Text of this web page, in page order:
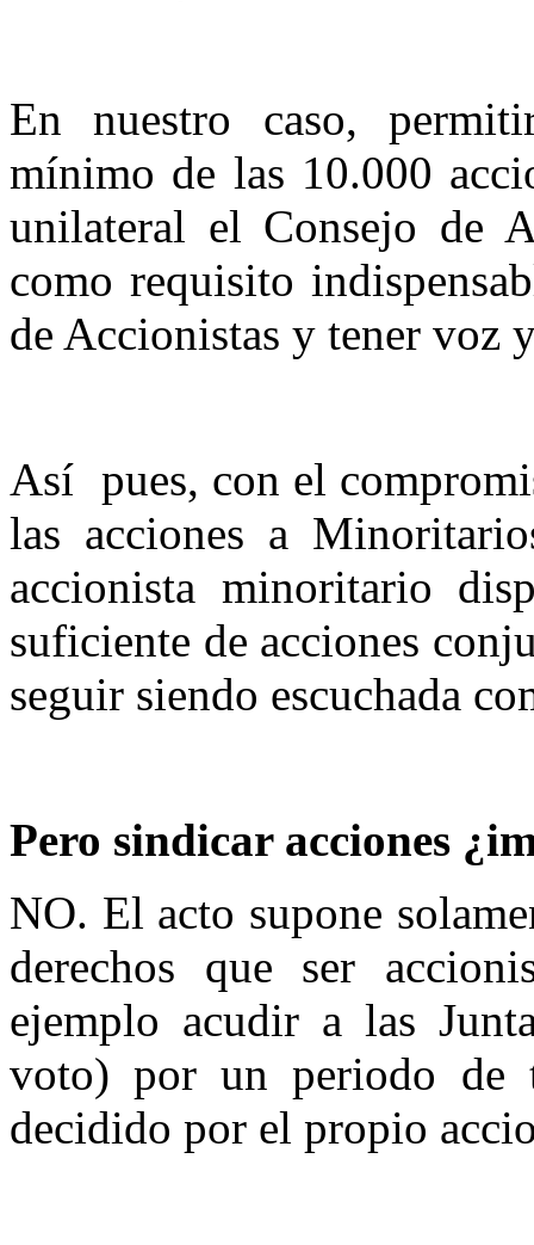
En nuestro caso,
mínimo de las 10.000
unilateral el Consejo de
como requisito
de Accionistas y tener voz
Así pues, con el
las acciones a
accionista minoritario
suficiente de acciones
seguir siendo escuchada
Pero sindicar acciones
NO. El acto supone
derechos que ser
ejemplo acudir a las
voto) por un periodo de
decidido por el propio